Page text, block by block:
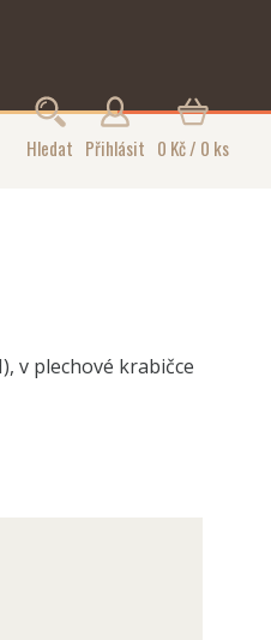
Hledat Přihlásit 0 Kč / 0 ks
v plechové krabičce